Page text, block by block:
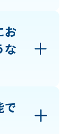
お
な
で